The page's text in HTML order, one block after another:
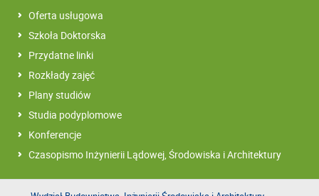
Oferta usługowa
Szkoła Doktorska
Przydatne linki
Rozkłady zajęć
Plany studiów
Studia podyplomowe
Konferencje
Czasopismo Inżynierii Lądowej, Środowiska i Architektury